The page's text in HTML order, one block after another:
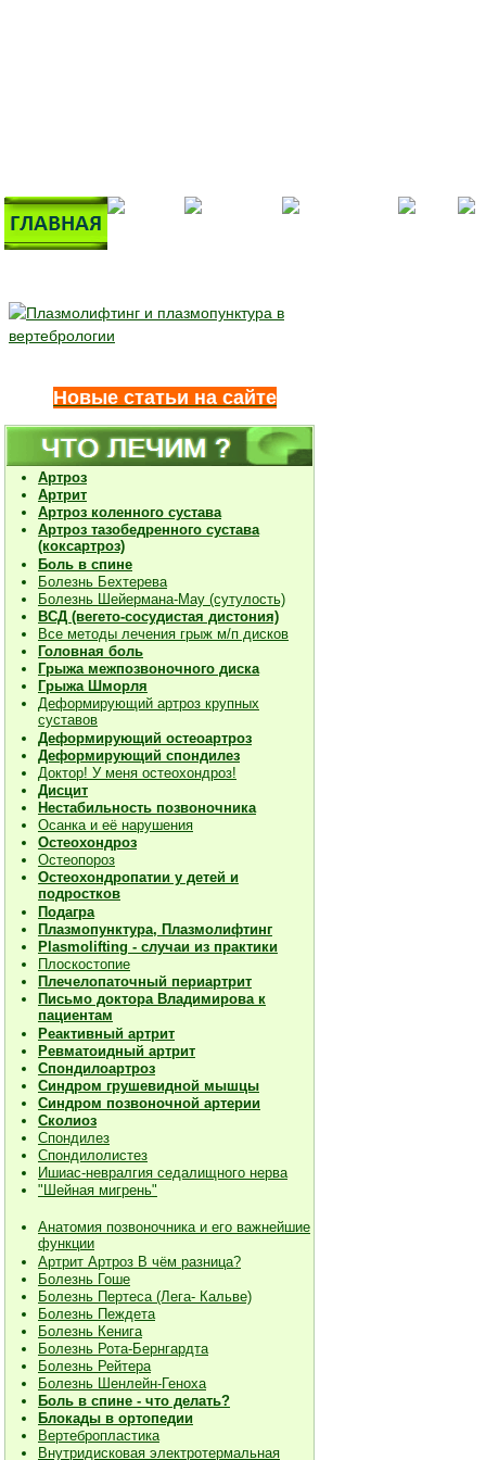
Новые статьи на сайте
Артроз
Артрит
Артроз коленного сустава
Артроз тазобедренного сустава
(коксартроз)
Боль в спине
Болезнь Бехтерева
Болезнь Шейермана-Мау (сутулость)
ВСД (вегето-сосудистая дистония)
Все методы лечения грыж м/п дисков
Головная боль
Грыжа межпозвоночного диска
Грыжа Шморля
Деформирующий артроз крупных
суставов
Деформирующий остеоартроз
Деформирующий спондилез
Доктор! У меня остеохондроз!
Дисцит
Нестабильность позвоночника
Осанка и её нарушения
Остеохондроз
Остеопороз
Остеохондропатии у детей и
подростков
Подагра
Плазмопунктура, Плазмолифтинг
Plasmolifting - случаи из практики
Плоскостопие
Плечелопаточный периартрит
Письмо доктора Владимирова к
пациентам
Реактивный артрит
Ревматоидный артрит
Спондилоартроз
Синдром грушевидной мышцы
Синдром позвоночной артерии
Сколиоз
Спондилез
Спондилолистез
Ишиас-невралгия седалищного нерва
"Шейная мигрень"
Анатомия позвоночника и его важнейшие
функции
Артрит Артроз В чём разница?
Болезнь Гоше
Болезнь Пертеса (Лега- Кальве)
Болезнь Пеждета
Болезнь Кенига
Болезнь Рота-Бернгардта
Болезнь Рейтера
Болезнь Шенлейн-Геноха
Боль в спине - что делать?
Блокады в ортопедии
Вертебропластика
Внутридисковая электротермальная